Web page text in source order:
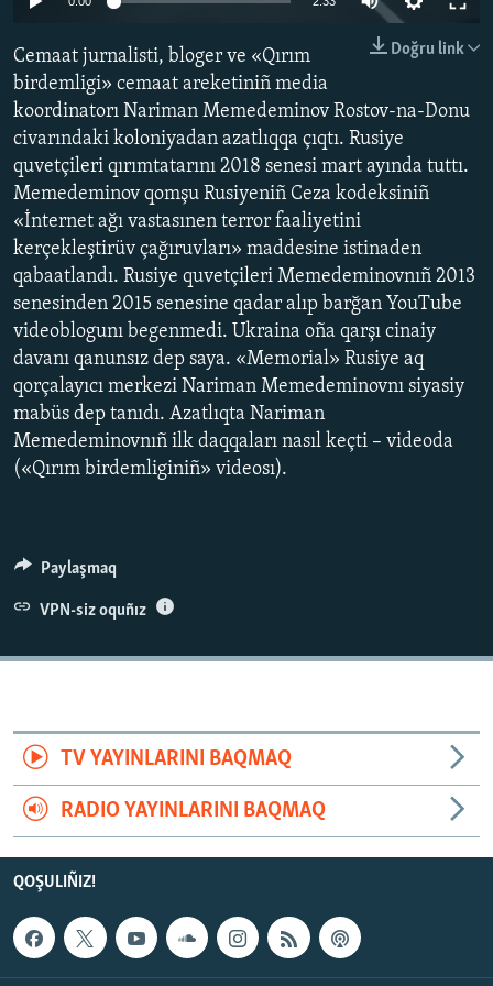
Українською
QOŞULIÑIZ!
RFE/RS bütün saytları
Auto 240p
240p
480p
720p
1080p
Doğru link
Cemaat jurnalisti, bloger ve «Qırım
birdemligi» cemaat areketiniñ media
koordinatorı Nariman Memedeminov Rostov-na-Donu
civarındaki koloniyadan azatlıqqa çıqtı. Rusiye
quvetçileri qırımtatarını 2018 senesi mart ayında tuttı.
Memedeminov qomşu Rusiyeniñ Ceza kodeksiniñ
«İnternet ağı vastasınen terror faaliyetini
kerçekleştirüv çağıruvları» maddesine istinaden
qabaatlandı. Rusiye quvetçileri Memedeminovnıñ 2013
senesinden 2015 senesine qadar alıp barğan YouTube
videoblogunı begenmedi. Ukraina oña qarşı cinaiy
davanı qanunsız dep saya. «Memorial» Rusiye aq
qorçalayıcı merkezi Nariman Memedeminovnı siyasiy
mabüs dep tanıdı. Azatlıqta Nariman
Memedeminovnıñ ilk daqqaları nasıl keçti – videoda
(«Qırım birdemliginiñ» videosı).
Paylaşmaq
VPN-siz oquñız
TV YAYINLARINI BAQMAQ
RADIO YAYINLARINI BAQMAQ
QOŞULIÑIZ!